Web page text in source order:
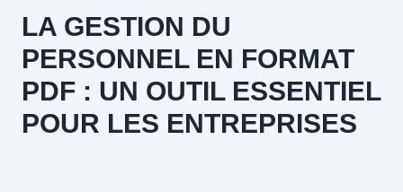
LA GESTION DU
PERSONNEL EN FORMAT
PDF : UN OUTIL ESSENTIEL
POUR LES ENTREPRISES